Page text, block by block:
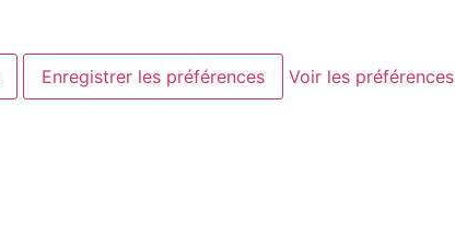
Enregistrer les préférences
Voir les préférences